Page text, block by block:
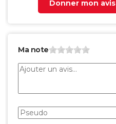
Donner mon avis
Ma note